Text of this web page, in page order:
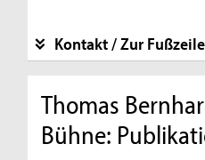
Kontakt / Zur Fußzeile
Thomas
Bühne: